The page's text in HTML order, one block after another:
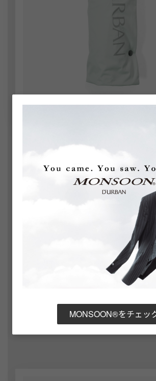
スマートに持ち歩く。
折りたたみ時の長さは約27.5cm。バッ
すいコンパクト設計ながら、使用時に
たサイズ感を確保しています。
さらに、収納袋にはカラビナを装備。バ
ル部分などに取り付けることができ、
折りたたみ時の長さ：27.5㎝
MONSOON®をチェッ